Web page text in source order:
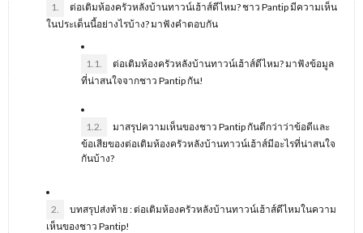
1.
ต่อเติมห้องครัวหลังบ้านทาวน์เฮ้าส์ดีไหม? ชาว Pantip มีความเห็น
ในประเด็นนี้อย่างไรบ้าง? มาฟังคำตอบกัน
1.1.
ต่อเติมห้องครัวหลังบ้านทาวน์เฮ้าส์ดีไหม? มาฟังข้อมูล
ที่น่าสนใจจากชาว Pantip กัน!
1.2.
มาสรุปความเห็นของชาว Pantip กันดีกว่าว่าข้อดีและ
ข้อเสียของต่อเติมห้องครัวหลังบ้านทาวน์เฮ้าส์มีอะไรที่น่าสนใจ
กันบ้าง?
2.
บทสรุปส่งท้าย : ต่อเติมห้องครัวหลังบ้านทาวน์เฮ้าส์ดีไหมในความ
เห็นของชาว Pantip!